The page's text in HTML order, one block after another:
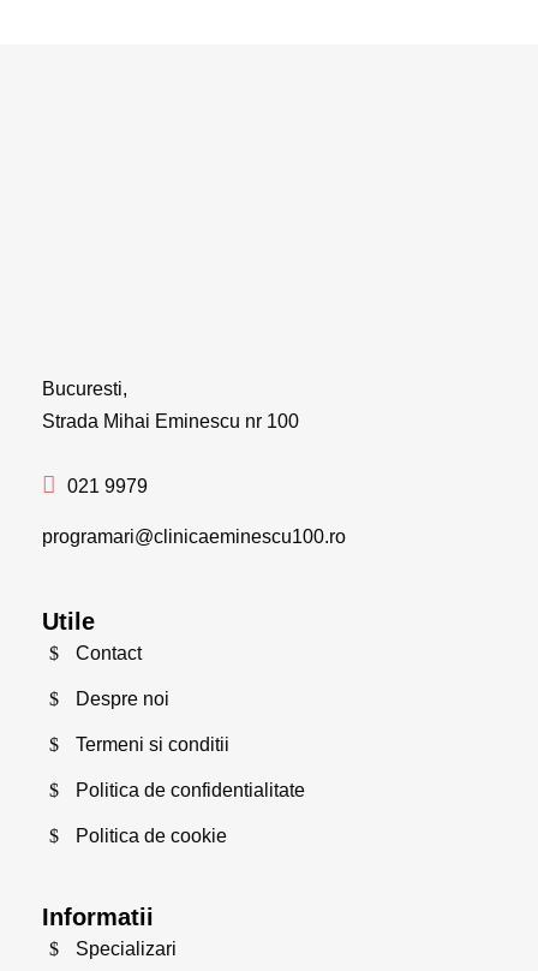
Bucuresti,
Strada Mihai Eminescu nr 100
021 9979
programari@clinicaeminescu100.ro
Utile
Contact
Despre noi
Termeni si conditii
Politica de confidentialitate
Politica de cookie
Informatii
Specializari